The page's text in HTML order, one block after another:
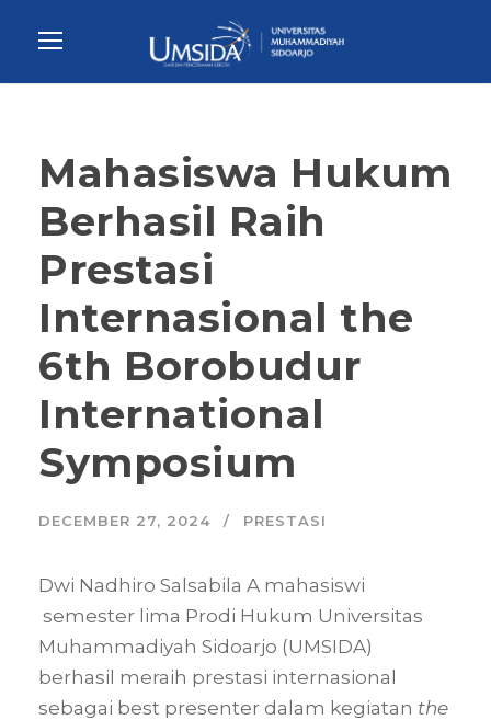
Mahasiswa Hukum
Berhasil Raih
Prestasi
Internasional the
6th Borobudur
International
Symposium
DECEMBER 27, 2024 PRESTASI
Dwi Nadhiro Salsabila A mahasiswi
semester lima Prodi Hukum Universitas
Muhammadiyah Sidoarjo (UMSIDA)
berhasil meraih prestasi internasional
sebagai best presenter dalam kegiatan the